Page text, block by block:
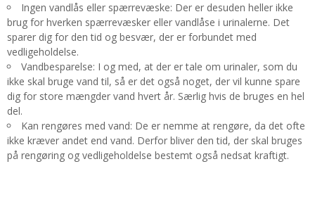
Ingen vandlås eller spærrevæske: Der er desuden heller ikke
brug for hverken spærrevæsker eller vandlåse i urinalerne. Det
sparer dig for den tid og besvær, der er forbundet med
vedligeholdelse.
Vandbesparelse: I og med, at der er tale om urinaler, som du
ikke skal bruge vand til, så er det også noget, der vil kunne spare
dig for store mængder vand hvert år. Særlig hvis de bruges en hel
del.
Kan rengøres med vand: De er nemme at rengøre, da det ofte
ikke kræver andet end vand. Derfor bliver den tid, der skal bruges
på rengøring og vedligeholdelse bestemt også nedsat kraftigt.